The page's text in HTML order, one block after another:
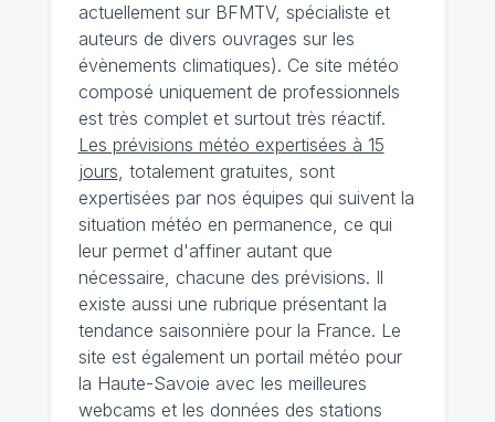
actuellement sur BFMTV, spécialiste et
auteurs de divers ouvrages sur les
évènements climatiques). Ce site météo
composé uniquement de professionnels
est très complet et surtout très réactif.
Les prévisions météo expertisées à 15
jours, totalement gratuites, sont
expertisées par nos équipes qui suivent la
situation météo en permanence, ce qui
leur permet d'affiner autant que
nécessaire, chacune des prévisions. Il
existe aussi une rubrique présentant la
tendance saisonnière pour la France. Le
site est également un portail météo pour
la Haute-Savoie avec les meilleures
webcams et les données des stations